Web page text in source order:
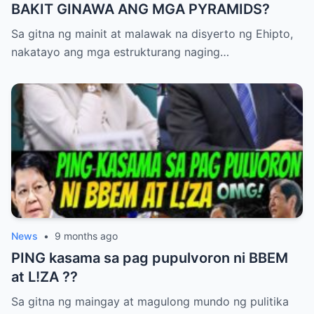
IMEE ay nananatiling kalmado ngunit
alerto. Ang kanyang mga pahayag ay
nagdala ng pansin ng mga mamamahayag,
nagsimulang magtanong sa ospital para sa
kanilang paliwanag. Ang St. Luke’s Hospital
ay naglabas ng maikling pahayag, na
nagsasabing “Kami ay nananatiling
nakatuon sa kaligtasan ng aming mga
pasyente at patuloy na iniimbestigahan
ang insidente.” Gayunpaman, hindi
malinaw kung ano talaga ang naganap sa
loob ng mga pasilyo at wards ng ospital.
Maraming eksperto ang nagtatalo tungkol
sa posibleng dahilan. Ang ilan ay
nagsasabing maaaring malfunction ng
BAKIT GINAWA ANG MGA PYRAMIDS?
Sa gitna ng mainit at malawak na disyerto ng Ehipto,
nakatayo ang mga estrukturang naging…
News • 9 months ago
PING kasama sa pag pupulvoron ni BBEM
at L!ZA ??
Sa gitna ng maingay at magulong mundo ng pulitika